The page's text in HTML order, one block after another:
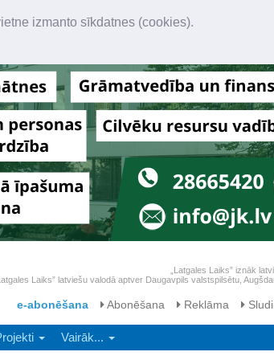
izmanto sīkdatnes (cookies).
„Latgales Laiks” iznāk
Laiks” latviešu valodā aptver Daugavpils valstspilsētu,
e-abonēšana Abonēšana Reklāma
Vairāk...